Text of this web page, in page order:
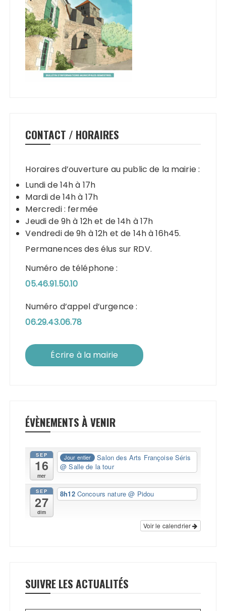
CONTACT / HORAIRES
Horaires d’ouverture au public de la mairie :
Lundi de 14h à 17h
Mardi de 14h à 17h
Mercredi : fermée
Jeudi de 9h à 12h et de 14h à 17h
Vendredi de 9h à 12h et de 14h à 16h45.
Permanences des élus sur RDV.
Numéro de téléphone :
05.46.91.50.10
Numéro d’appel d’urgence :
06.29.43.06.78
Écrire à la mairie
ÉVÈNEMENTS À VENIR
SEP
16
mer
Jour entier
Salon des Arts Françoise Séris
@ Salle de la tour
SEP
27
dim
8h12 Concours nature@ Pidou
Voir le calendrier
SUIVRE LES ACTUALITÉS